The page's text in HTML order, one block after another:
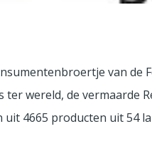
van de
wereld, de vermaarde
4665 producten uit 54